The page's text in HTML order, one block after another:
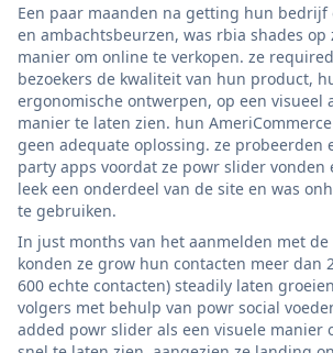
Een paar maanden na getting hun bedrijf
en ambachtsbeurzen, was rbia shades op
manier om online te verkopen. ze
bezoekers de kwaliteit van hun product,
ergonomische ontwerpen, op een visueel
manier te laten zien. hun
geen adequate oplossing. ze
party apps voordat ze powr slider vonden
leek een onderdeel van de site en was
te gebruiken.
In just months van het aanmelden met
konden ze grow hun contacten meer dan
600 echte contacten) steadily laten
volgers met behulp van powr social
added powr slider als een visuele manier